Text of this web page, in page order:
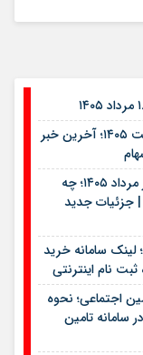
ثبت نام جاماندگان سهام عدالت ۱۴۰۵؛ آخرین خبر
قطع یارانه این گروه از افراد در مرداد ۱۴۰۵؛ چه
جزئیات جدید
ثبت نام لاستیک دولتی ۱۴۰۵؛ لینک سامانه خرید
نام اینترنتی
اجتماعی؛ نحوه
تامین